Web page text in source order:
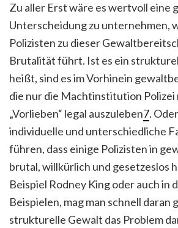
Zu aller Erst wäre es wertvoll eine
Unterscheidung zu unternehmen,
Polizisten zu dieser
Brutalität führt. Ist es ein
heißt, sind es im Vorhinein
die nur die Machtinstitution Polizei
„Vorlieben“ legal auszuleben7.
individuelle und unterschiedliche
führen, dass einige Polizisten in
brutal, willkürlich und gesetzeslos
Beispiel Rodney King oder auch in
Beispielen, mag man schnell daran
strukturelle Gewalt das Problem